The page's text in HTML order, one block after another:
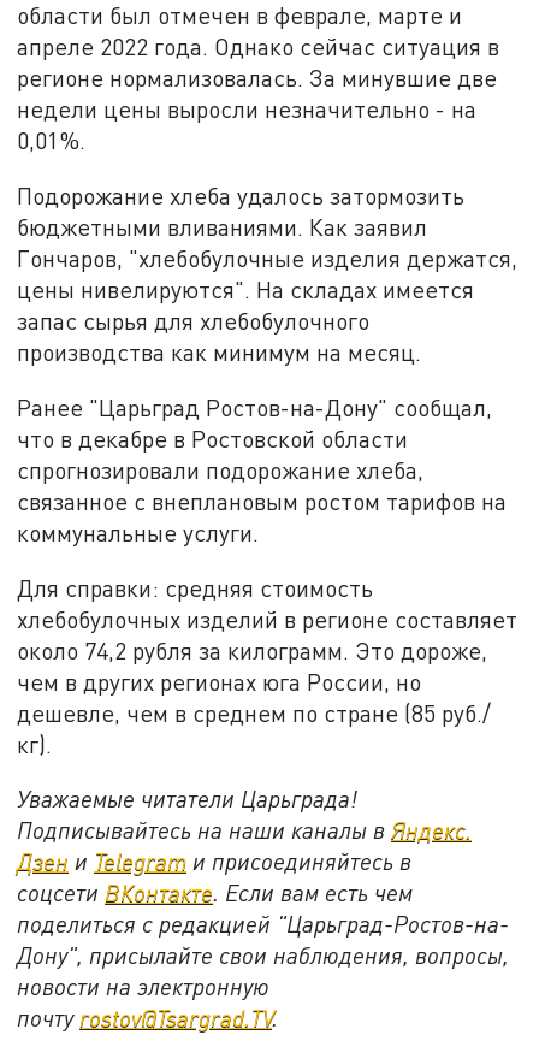
области был отмечен в феврале, марте и
апреле 2022 года. Однако сейчас ситуация в
регионе нормализовалась. За минувшие две
недели цены выросли незначительно - на
0,01%.
Подорожание хлеба удалось затормозить
бюджетными вливаниями. Как заявил
Гончаров, "хлебобулочные изделия держатся,
цены нивелируются". На складах имеется
запас сырья для хлебобулочного
производства как минимум на месяц.
Ранее "Царьград Ростов-на-Дону" сообщал,
что в декабре в Ростовской области
спрогнозировали подорожание хлеба,
связанное с внеплановым ростом тарифов на
коммунальные услуги.
Для справки: средняя стоимость
хлебобулочных изделий в регионе составляет
около 74,2 рубля за килограмм. Это дороже,
чем в других регионах юга России, но
дешевле, чем в среднем по стране (85 руб./
кг).
Уважаемые читатели Царьграда!
Подписывайтесь на наши каналы вЯндекс.
Дзен и Telegram и присоединяйтесь в
соцсети ВКонтакте. Если вам есть чем
поделиться с редакцией "Царьград-Ростов-на-
Дону", присылайте свои наблюдения, вопросы,
новости на электронную
почту rostov@Tsargrad.ТV.